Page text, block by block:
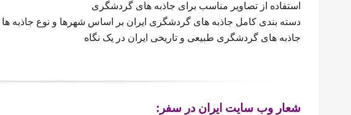
استفاده از تصاویر مناسب برای جاذبه های گردشگری
دسته بندی کامل جاذبه های گردشگری ایران بر اساس شهرها و نوع جاذبه ها
جاذبه های گردشگری طبیعی و تاریخی ایران در یک نگاه
شعار وب سایت ایران در سفر: